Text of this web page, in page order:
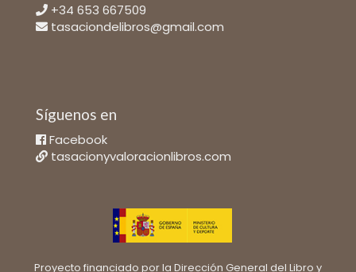
+34 653 667509
tasaciondelibros@gmail.com
Síguenos en
Facebook
tasacionyvaloracionlibros.com
Proyecto financiado por la Dirección General del Libro y